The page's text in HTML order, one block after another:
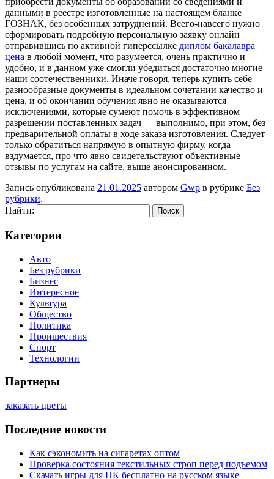
данными в реестре изготовленные на настоящем бланке
ГОЗНАК, без особенных затруднений. Всего-навсего нужно
сформировать подробную персональную заявку онлайн
отправившись по активной гиперссылке диплом бакалавра
цена в любой момент, что разумеется, очень практично и
удобно, и в данном уже смогли убедиться достаточно многие
наши соотечественники. Иначе говоря, теперь купить себе
разнообразные документы в идеальном сочетании качество и
цена, и об окончании обучения явно не оказываются
исключениями, которые сумеют помочь в эффективном
разрешении поставленных задач — выполнимо, при этом, без
предварительной оплаты в ходе заказа изготовления. Следует
только обратиться напрямую в опытную фирму, когда
вздумается, про что явно свидетельствуют объективные
отзывы по услугам на сайте, выше анонсированном.
Запись опубликована 21.01.2025 автором Gwp в рубрике Без
рубрики.
Найти:
Категории
Авто
Без рубрики
Бизнес
Интересное
Культура
Общество
Политика
Проишествия
Спорт
Технологии
Партнеры
заказать цветы
Последние новости
Как сэкономить на сигаретах оптом
Проверка состояния текстильных строп перед подъемом
Скачать игры для ПК бесплатно на русском языке